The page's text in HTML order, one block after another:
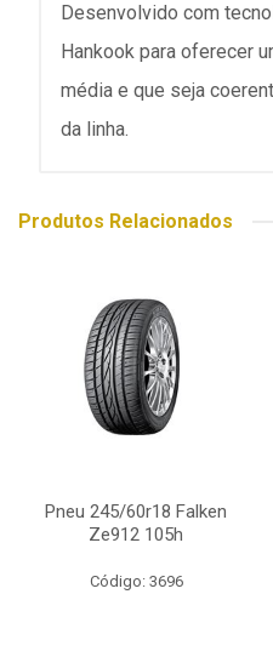
Desenvolvido com
Hankook para oferecer
média e que seja
da linha.
Produtos Relacionados
Pneu 245/60r18 Falken
Ze912 105h
Código: 3696